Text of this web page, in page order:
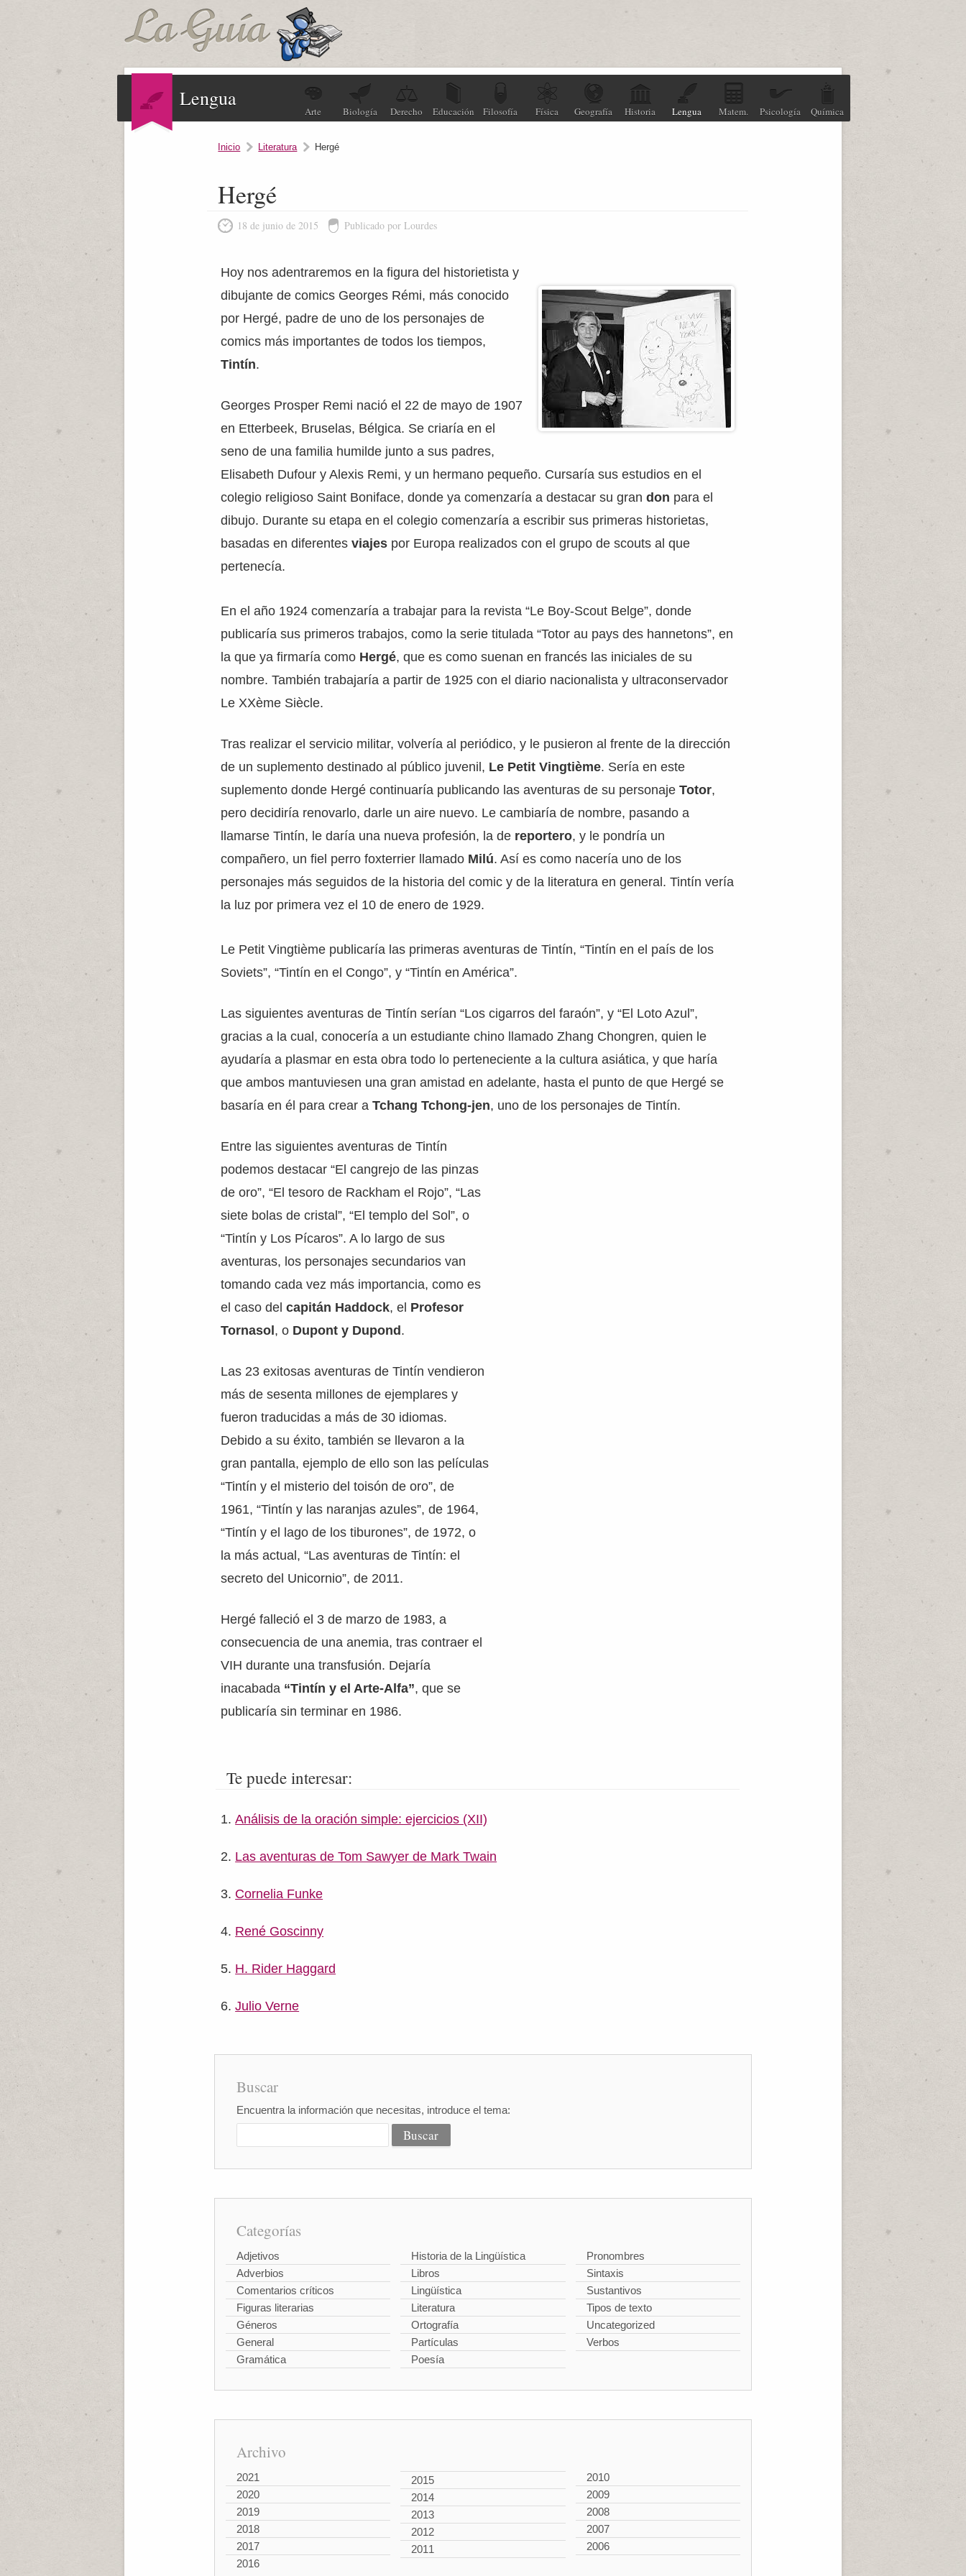
Lengua
Arte Biología Derecho Educación Filosofía Física Geografía Historia Lengua Matem. Psicología Química
Inicio Literatura Hergé
Hergé
18 de junio de 2015 Publicado por Lourdes
Hoy nos adentraremos en la figura del historietista y
dibujante de comics Georges Rémi, más conocido
por Hergé, padre de uno de los personajes de
comics más importantes de todos los tiempos,
Tintín.
Georges Prosper Remi nació el 22 de mayo de 1907
en Etterbeek, Bruselas, Bélgica. Se criaría en el
seno de una familia humilde junto a sus padres,
Elisabeth Dufour y Alexis Remi, y un hermano pequeño. Cursaría sus estudios en el
colegio religioso Saint Boniface, donde ya comenzaría a destacar su grandon para el
dibujo. Durante su etapa en el colegio comenzaría a escribir sus primeras historietas,
basadas en diferentesviajes por Europa realizados con el grupo de scouts al que
pertenecía.
En el año 1924 comenzaría a trabajar para la revista “Le Boy-Scout Belge”, donde
publicaría sus primeros trabajos, como la serie titulada “Totor au pays des hannetons”, en
la que ya firmaría como Hergé, que es como suenan en francés las iniciales de su
nombre. También trabajaría a partir de 1925 con el diario nacionalista y ultraconservador
Le XXème Siècle.
Tras realizar el servicio militar, volvería al periódico, y le pusieron al frente de la dirección
de un suplemento destinado al público juvenil, Le Petit Vingtième. Sería en este
suplemento donde Hergé continuaría publicando las aventuras de su personaje Totor,
pero decidiría renovarlo, darle un aire nuevo. Le cambiaría de nombre, pasando a
llamarse Tintín, le daría una nueva profesión, la de reportero, y le pondría un
compañero, un fiel perro foxterrier llamado Milú. Así es como nacería uno de los
personajes más seguidos de la historia del comic y de la literatura en general. Tintín vería
la luz por primera vez el 10 de enero de 1929.
Le Petit Vingtième publicaría las primeras aventuras de Tintín, “Tintín en el país de los
Soviets”, “Tintín en el Congo”, y “Tintín en América”.
Las siguientes aventuras de Tintín serían “Los cigarros del faraón”, y “El Loto Azul”,
gracias a la cual, conocería a un estudiante chino llamado Zhang Chongren, quien le
ayudaría a plasmar en esta obra todo lo perteneciente a la cultura asiática, y que haría
que ambos mantuviesen una gran amistad en adelante, hasta el punto de que Hergé se
basaría en él para crear aTchang Tchong-jen, uno de los personajes de Tintín.
Entre las siguientes aventuras de Tintín
podemos destacar “El cangrejo de las pinzas
de oro”, “El tesoro de Rackham el Rojo”, “Las
siete bolas de cristal”, “El templo del Sol”, o
“Tintín y Los Pícaros”. A lo largo de sus
aventuras, los personajes secundarios van
tomando cada vez más importancia, como es
el caso delcapitán Haddock, el Profesor
Tornasol , o Dupont y Dupond .
Las 23 exitosas aventuras de Tintín vendieron
más de sesenta millones de ejemplares y
fueron traducidas a más de 30 idiomas.
Debido a su éxito, también se llevaron a la
gran pantalla, ejemplo de ello son las películas
“Tintín y el misterio del toisón de oro”, de
1961, “Tintín y las naranjas azules”, de 1964,
“Tintín y el lago de los tiburones”, de 1972, o
la más actual, “Las aventuras de Tintín: el
secreto del Unicornio”, de 2011.
Hergé falleció el 3 de marzo de 1983, a
consecuencia de una anemia, tras contraer el
VIH durante una transfusión. Dejaría
inacabada “Tintín y el Arte-Alfa”, que se
publicaría sin terminar en 1986.
Te puede interesar:
Análisis de la oración simple: ejercicios (XII)
Las aventuras de Tom Sawyer de Mark Twain
Cornelia Funke
René Goscinny
H. Rider Haggard
Julio Verne
Buscar
Encuentra la información que necesitas, introduce el tema:
Categorías
Adjetivos
Adverbios
Comentarios críticos
Figuras literarias
Géneros
General
Gramática
Historia de la Lingüística
Libros
Lingüística
Literatura
Ortografía
Partículas
Poesía
Pronombres
Sintaxis
Sustantivos
Tipos de texto
Uncategorized
Verbos
Archivo
2021
2020
2019
2018
2017
2016
2015
2014
2013
2012
2011
2010
2009
2008
2007
2006